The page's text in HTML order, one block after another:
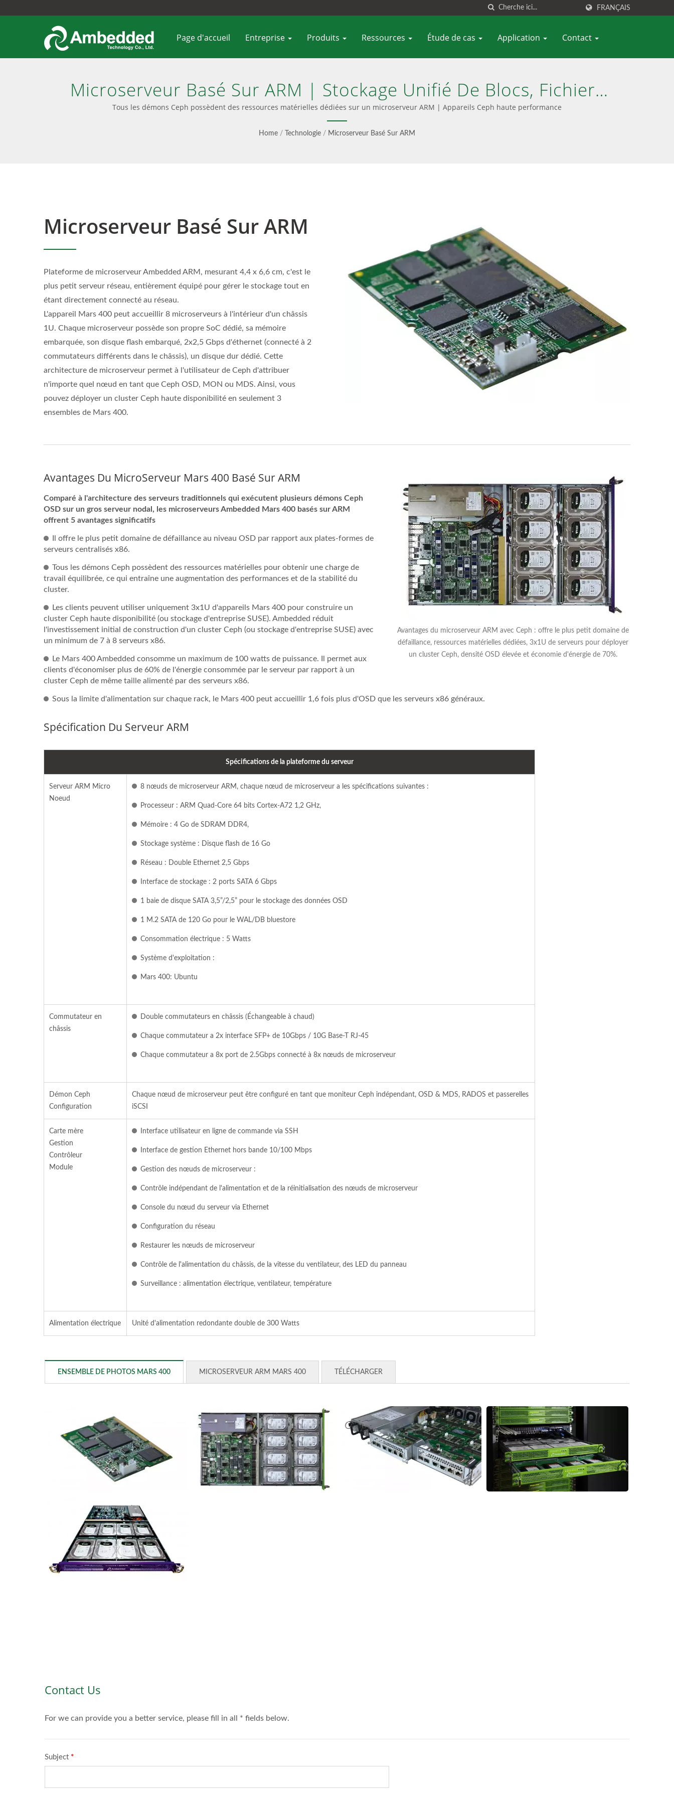
FRANÇAIS
Page d'accueil Entreprise Produits Ressources Étude de cas Application Contact
Microserveur Basé Sur ARM | Stockage Unifié De Blocs, Fichiers
Et Objets S3 - Ambedded
Tous les démons Ceph possèdent des ressources matérielles dédiées sur un microserveur ARM | Appareils Ceph haute performance
Home / Technologie / Microserveur Basé Sur ARM
Microserveur Basé Sur ARM
Plateforme de microserveur Ambedded ARM, mesurant 4,4 x 6,6 cm, c'est le
plus petit serveur réseau, entièrement équipé pour gérer le stockage tout en
étant directement connecté au réseau.
L'appareil Mars 400 peut accueillir 8 microserveurs à l'intérieur d'un châssis
1U. Chaque microserveur possède son propre SoC dédié, sa mémoire
embarquée, son disque flash embarqué, 2x2,5 Gbps d'éthernet (connecté à 2
commutateurs différents dans le châssis), un disque dur dédié. Cette
architecture de microserveur permet à l'utilisateur de Ceph d'attribuer
n'importe quel nœud en tant que Ceph OSD, MON ou MDS. Ainsi, vous
pouvez déployer un cluster Ceph haute disponibilité en seulement 3
ensembles de Mars 400.
Avantages du microserveur ARM avec Ceph : offre le plus petit domaine de
défaillance, ressources matérielles dédiées, 3x1U de serveurs pour déployer
un cluster Ceph, densité OSD élevée et économie d'énergie de 70%.
Avantages Du MicroServeur Mars 400 Basé Sur ARM
Comparé à l'architecture des serveurs traditionnels qui exécutent plusieurs démons Ceph
OSD sur un gros serveur nodal, les microserveurs Ambedded Mars 400 basés sur ARM
offrent 5 avantages significatifs
Il offre le plus petit domaine de défaillance au niveau OSD par rapport aux plates-formes de
serveurs centralisés x86.
Tous les démons Ceph possèdent des ressources matérielles pour obtenir une charge de
travail équilibrée, ce qui entraîne une augmentation des performances et de la stabilité du
cluster.
Les clients peuvent utiliser uniquement 3x1U d'appareils Mars 400 pour construire un
cluster Ceph haute disponibilité (ou stockage d'entreprise SUSE). Ambedded réduit
l'investissement initial de construction d'un cluster Ceph (ou stockage d'entreprise SUSE) avec
un minimum de 7 à 8 serveurs x86.
Le Mars 400 Ambedded consomme un maximum de 100 watts de puissance. Il permet aux
clients d'économiser plus de 60% de l'énergie consommée par le serveur par rapport à un
cluster Ceph de même taille alimenté par des serveurs x86.
Sous la limite d'alimentation sur chaque rack, le Mars 400 peut accueillir 1,6 fois plus d'OSD que les serveurs x86 généraux.
Spécification Du Serveur ARM
Spécifications de la plateforme du serveur
Serveur ARM Micro
Noeud
8 nœuds de microserveur ARM, chaque nœud de microserveur a les spécifications suivantes :
Processeur : ARM Quad-Core 64 bits Cortex-A72 1,2 GHz,
Mémoire : 4 Go de SDRAM DDR4,
Stockage système : Disque flash de 16 Go
Réseau : Double Ethernet 2,5 Gbps
Interface de stockage : 2 ports SATA 6 Gbps
1 baie de disque SATA 3,5”/2,5” pour le stockage des données OSD
1 M.2 SATA de 120 Go pour le WAL/DB bluestore
Consommation électrique : 5 Watts
Système d'exploitation :
Mars 400: Ubuntu
Commutateur en
châssis
Double commutateurs en châssis (Échangeable à chaud)
Chaque commutateur a 2x interface SFP+ de 10Gbps / 10G Base-T RJ-45
Chaque commutateur a 8x port de 2.5Gbps connecté à 8x nœuds de microserveur
Démon Ceph
Configuration
Chaque nœud de microserveur peut être configuré en tant que moniteur Ceph indépendant, OSD & MDS, RADOS et passerelles
iSCSI
Carte mère
Gestion
Contrôleur
Module
Interface utilisateur en ligne de commande via SSH
Interface de gestion Ethernet hors bande 10/100 Mbps
Gestion des nœuds de microserveur :
Contrôle indépendant de l'alimentation et de la réinitialisation des nœuds de microserveur
Console du nœud du serveur via Ethernet
Configuration du réseau
Restaurer les nœuds de microserveur
Contrôle de l'alimentation du châssis, de la vitesse du ventilateur, des LED du panneau
Surveillance : alimentation électrique, ventilateur, température
Alimentation électrique Unité d'alimentation redondante double de 300 Watts
ENSEMBLE DE PHOTOS MARS 400 MICROSERVEUR ARM MARS 400 TÉLÉCHARGER